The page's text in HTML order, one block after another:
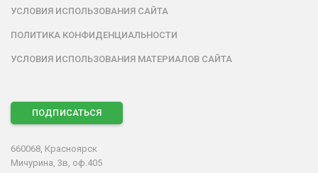
УСЛОВИЯ ИСПОЛЬЗОВАНИЯ САЙТА
ПОЛИТИКА КОНФИДЕНЦИАЛЬНОСТИ
УСЛОВИЯ ИСПОЛЬЗОВАНИЯ МАТЕРИАЛОВ САЙТА
ПОДПИСАТЬСЯ
660068, Красноярск
Мичурина, 3в, оф.405